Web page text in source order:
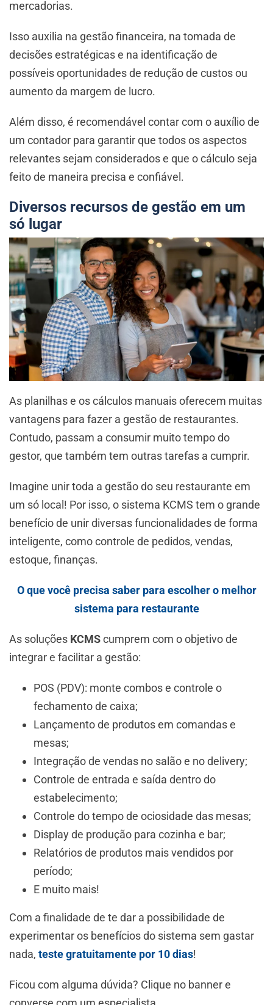
mercadorias.
Isso auxilia na gestão financeira, na tomada de
decisões estratégicas e na identificação de
possíveis oportunidades de redução de custos ou
aumento da margem de lucro.
Além disso, é recomendável contar com o auxílio de
um contador para garantir que todos os aspectos
relevantes sejam considerados e que o cálculo seja
feito de maneira precisa e confiável.
Diversos recursos de gestão em um
só lugar
As planilhas e os cálculos manuais oferecem muitas
vantagens para fazer a gestão de restaurantes.
Contudo, passam a consumir muito tempo do
gestor, que também tem outras tarefas a cumprir.
Imagine unir toda a gestão do seu restaurante em
um só local! Por isso, o sistema KCMS tem o grande
benefício de unir diversas funcionalidades de forma
inteligente, como controle de pedidos, vendas,
estoque, finanças.
O que você precisa saber para escolher o melhor
sistema para restaurante
As soluções KCMScumprem com o objetivo de
integrar e facilitar a gestão:
POS (PDV): monte combos e controle o
fechamento de caixa;
Lançamento de produtos em comandas e
mesas;
Integração de vendas no salão e no delivery;
Controle de entrada e saída dentro do
estabelecimento;
Controle do tempo de ociosidade das mesas;
Display de produção para cozinha e bar;
Relatórios de produtos mais vendidos por
período;
E muito mais!
Com a finalidade de te dar a possibilidade de
experimentar os benefícios do sistema sem gastar
nada, teste gratuitamente por 10 dias!
Ficou com alguma dúvida? Clique no banner e